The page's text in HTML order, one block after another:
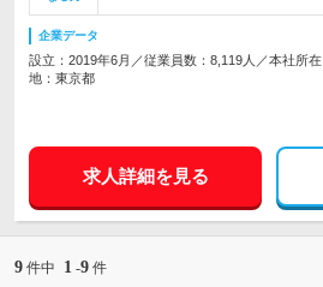
企業データ
設立：2019年6月／従業員数：8,119人／本社所在
地：東京都
求人詳細を見る
9 件中 1 -9 件